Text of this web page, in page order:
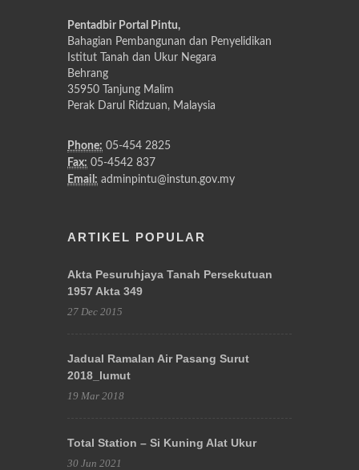
Pentadbir Portal Pintu,
Bahagian Pembangunan dan Penyelidikan
Istitut Tanah dan Ukur Negara
Behrang
35950 Tanjung Malim
Perak Darul Ridzuan, Malaysia
Phone: 05-454 2825
Fax: 05-4542 837
Email: adminpintu@instun.gov.my
ARTIKEL POPULAR
Akta Pesuruhjaya Tanah Persekutuan
1957 Akta 349
27 Dec 2015
Jadual Ramalan Air Pasang Surut
2018_lumut
19 Mar 2018
Total Station – Si Kuning Alat Ukur
30 Jun 2021